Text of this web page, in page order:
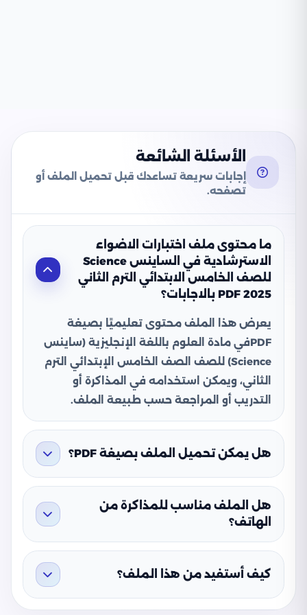
الأسئلة الشائعة
إجابات سريعة تساعدك قبل تحميل الملف أو
تصفحه.
ما محتوى ملف اختبارات الاضواء
الاسترشادية في الساينس Science
للصف الخامس الابتدائي الترم الثاني
2025 PDF بالاجابات؟
يعرض هذا الملف محتوى تعليميًا بصيغة
PDFفي مادة العلوم باللغة الإنجليزية (ساينس
Science) للصف الصف الخامس الإبتدائي الترم
الثاني، ويمكن استخدامه في المذاكرة أو
التدريب أو المراجعة حسب طبيعة الملف.
هل يمكن تحميل الملف بصيغة PDF؟
هل الملف مناسب للمذاكرة من
الهاتف؟
كيف أستفيد من هذا الملف؟